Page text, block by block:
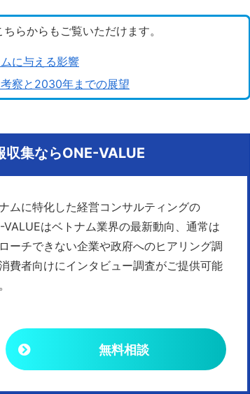
らからもご覧いただけます。
に与える影響
察と2030年までの展望
収集ならONE-VALUE
ムに特化した経営コンサルティングの
VALUEはベトナム業界の最新動向、通常は
ーチできない企業や政府へのヒアリング調
費者向けにインタビュー調査がご提供可能
無料相談